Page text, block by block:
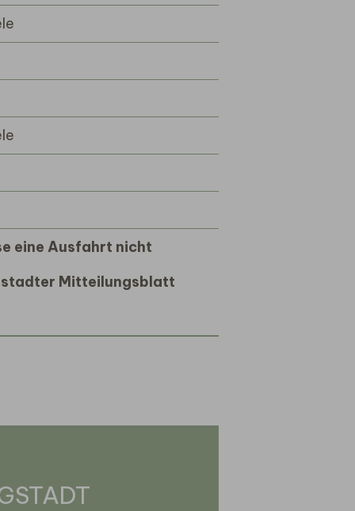
eine Ausfahrt nicht
Mitteilungsblatt